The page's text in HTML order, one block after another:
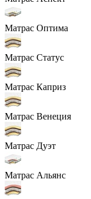
Матрас Оптима
Матрас Статус
Матрас Каприз
Матрас Венеция
Матрас Дуэт
Матрас Альянс